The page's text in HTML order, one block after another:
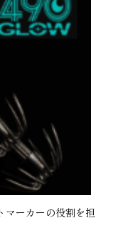
マーカーの役割を担